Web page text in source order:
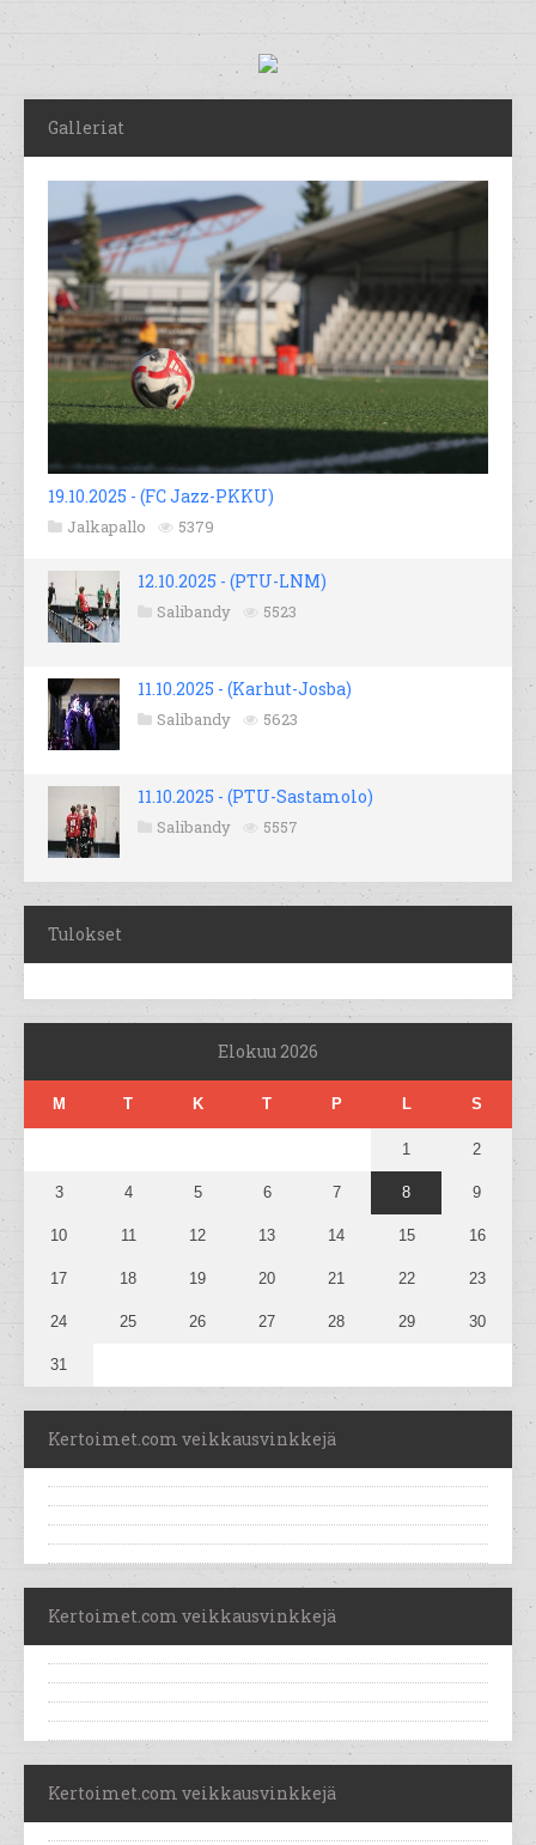
Galleriat
19.10.2025 - (FC Jazz-PKKU)
Jalkapallo 5379
12.10.2025 - (PTU-LNM)
Salibandy 5523
11.10.2025 - (Karhut-Josba)
Salibandy 5623
11.10.2025 - (PTU-Sastamolo)
Salibandy 5557
Tulokset
Elokuu 2026
M T K T P L S
1 2
3 4 5 6 7 8 9
10 11 12 13 14 15 16
17 18 19 20 21 22 23
24 25 26 27 28 29 30
31
Kertoimet.com veikkausvinkkejä
Kertoimet.com veikkausvinkkejä
Kertoimet.com veikkausvinkkejä